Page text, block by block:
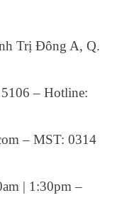
Trị Đông A, Q.
– Hotline:
– MST: 0314
| 1:30pm –